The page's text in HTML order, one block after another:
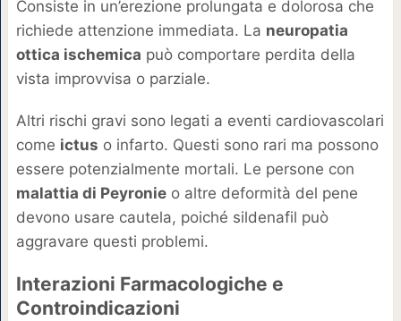
Consiste in un’erezione prolungata e dolorosa che
richiede attenzione immediata. La neuropatia
ottica ischemica può comportare perdita della
vista improvvisa o parziale.
Altri rischi gravi sono legati a eventi cardiovascolari
come ictus o infarto. Questi sono rari ma possono
essere potenzialmente mortali. Le persone con
malattia di Peyronieo altre deformità del pene
devono usare cautela, poiché sildenafil può
aggravare questi problemi.
Interazioni Farmacologiche e
Controindicazioni